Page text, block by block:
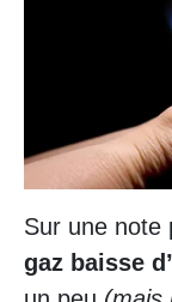
Sur une note
gaz baisse